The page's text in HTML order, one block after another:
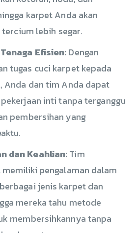
karpet Anda akan
lebih segar.
Efisien:Dengan
tugas cuci karpet kepada
Anda dan tim Anda dapat
inti tanpa terganggu
pembersihan yang
dan Keahlian:Tim
pengalaman dalam
jenis karpet dan
mereka tahu metode
membersihkannya tanpa